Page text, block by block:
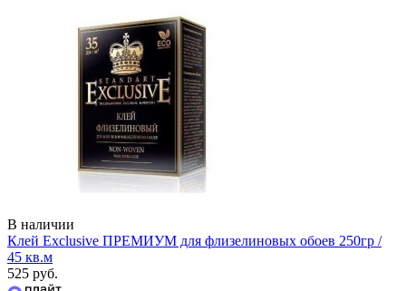
В наличии
Клей Exclusive ПРЕМИУМ для флизелиновых обоев 250гр /
45 кв.м
525 руб.